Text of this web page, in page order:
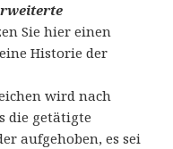
Sie hier einen
Historie der
wird nach
die getätigte
aufgehoben, es sei